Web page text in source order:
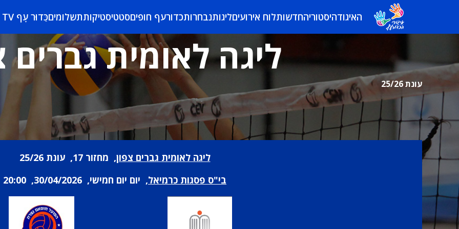
האיגודהיסטוריהחדשותלוח אירועיםליגותנבחרותכדורעף חופיםסטטיסטיקותתשלומיםכַּדוּר עָף TV
ליגה לאומית גברים
עונת 25/26
ליגה לאומית גברים צפון, מחזור 17, עונת 25/26
בי"ס פסגות כרמיאל, יום יום חמישי, 30/04/2026, 20:00